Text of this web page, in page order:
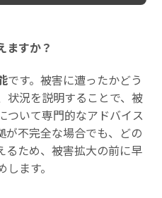
ますか？
です。被害に遭ったかどう
状況を説明することで、被
ついて専門的なアドバイス
が不完全な場合でも、どの
るため、被害拡大の前に早
ます。